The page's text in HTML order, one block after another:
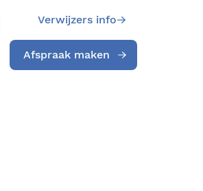
Verwijzers info
Afspraak maken